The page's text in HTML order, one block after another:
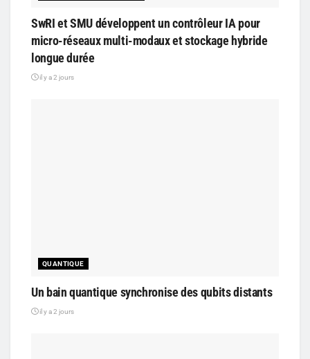
SwRI et SMU développent un contrôleur IA pour
micro-réseaux multi-modaux et stockage hybride
longue durée
il y a 2 jours
QUANTIQUE
Un bain quantique synchronise des qubits distants
il y a 2 jours